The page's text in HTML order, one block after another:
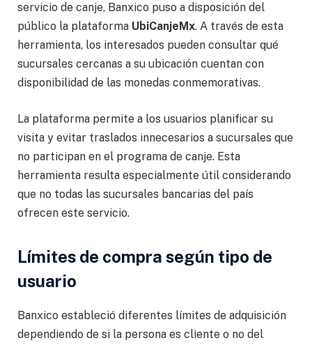
servicio de canje, Banxico puso a disposición del
público la plataforma UbiCanjeMx. A través de esta
herramienta, los interesados pueden consultar qué
sucursales cercanas a su ubicación cuentan con
disponibilidad de las monedas conmemorativas.
La plataforma permite a los usuarios planificar su
visita y evitar traslados innecesarios a sucursales que
no participan en el programa de canje. Esta
herramienta resulta especialmente útil considerando
que no todas las sucursales bancarias del país
ofrecen este servicio.
Límites de compra según tipo de
usuario
Banxico estableció diferentes límites de adquisición
dependiendo de si la persona es cliente o no del